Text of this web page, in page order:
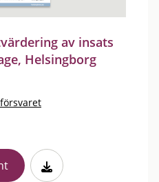
av insats
Helsingborg